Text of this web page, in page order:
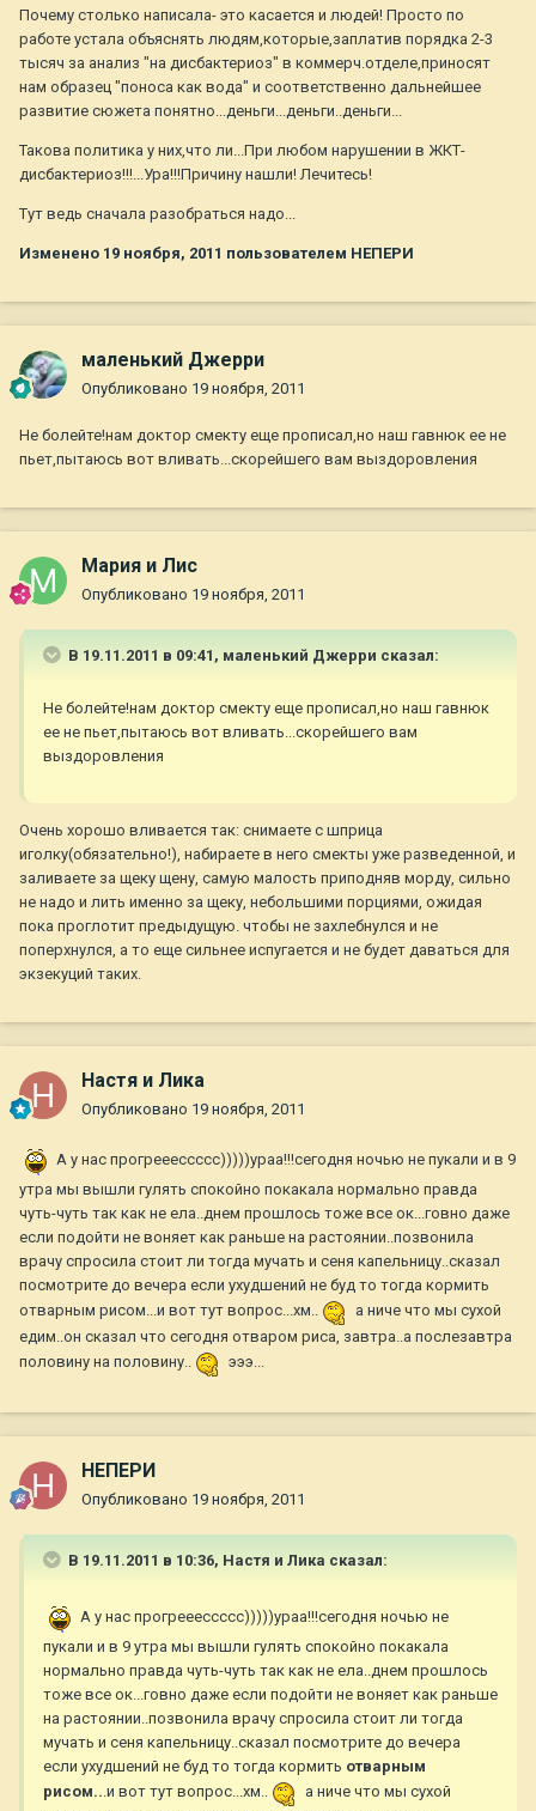
Почему столько написала- это касается и людей! Просто по
работе устала объяснять людям,которые,заплатив порядка 2-3
тысяч за анализ "на дисбактериоз" в коммерч.отделе,приносят
нам образец "поноса как вода" и соответственно дальнейшее
развитие сюжета понятно...деньги...деньги..деньги...
Такова политика у них,что ли...При любом нарушении в ЖКТ-
дисбактериоз!!!...Ура!!!Причину нашли! Лечитесь!
Тут ведь сначала разобраться надо...
Изменено 19 ноября, 2011 пользователем НЕПЕРИ
маленький Джерри
Опубликовано 19 ноября, 2011
Не болейте!нам доктор смекту еще прописал,но наш гавнюк ее не
пьет,пытаюсь вот вливать...скорейшего вам выздоровления
Мария и Лис
Опубликовано 19 ноября, 2011
В 19.11.2011 в 09:41, маленький Джерри сказал:
Не болейте!нам доктор смекту еще прописал,но наш гавнюк
ее не пьет,пытаюсь вот вливать...скорейшего вам
выздоровления
Очень хорошо вливается так: снимаете с шприца
иголку(обязательно!), набираете в него смекты уже разведенной, и
заливаете за щеку щену, самую малость приподняв морду, сильно
не надо и лить именно за щеку, небольшими порциями, ожидая
пока проглотит предыдущую. чтобы не захлебнулся и не
поперхнулся, а то еще сильнее испугается и не будет даваться для
экзекуций таких.
Настя и Лика
Опубликовано 19 ноября, 2011
А у нас прогрееессссс)))))ураа!!!сегодня ночью не пукали и в 9
утра мы вышли гулять спокойно покакала нормально правда
чуть-чуть так как не ела..днем прошлось тоже все ок...говно даже
если подойти не воняет как раньше на растоянии..позвонила
врачу спросила стоит ли тогда мучать и сеня капельницу..сказал
посмотрите до вечера если ухудшений не буд то тогда кормить
отварным рисом...и вот тут вопрос...хм..
а ниче что мы сухой
едим..он сказал что сегодня отваром риса, завтра..а послезавтра
половину на половину..
эээ...
НЕПЕРИ
Опубликовано 19 ноября, 2011
В 19.11.2011 в 10:36, Настя и Лика сказал:
А у нас прогрееессссс)))))ураа!!!сегодня ночью не
пукали и в 9 утра мы вышли гулять спокойно покакала
нормально правда чуть-чуть так как не ела..днем прошлось
тоже все ок...говно даже если подойти не воняет как раньше
на растоянии..позвонила врачу спросила стоит ли тогда
мучать и сеня капельницу..сказал посмотрите до вечера
если ухудшений не буд то тогда кормить отварным
рисом...и вот тут вопрос...хм..
а ниче что мы сухой